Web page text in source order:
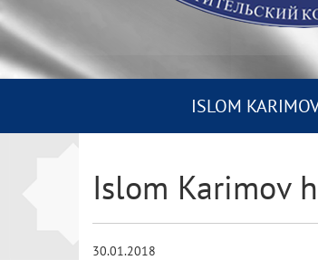
ISLOM
Islom Karimov
30.01.2018